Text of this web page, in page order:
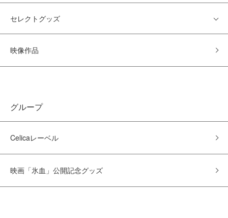
セレクトグッズ
映像作品
グループ
Celicaレーベル
映画「氷血」公開記念グッズ